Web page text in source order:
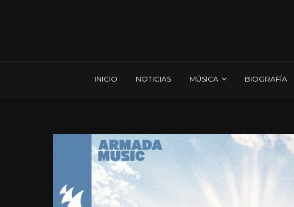
INICIO NOTICIAS MÚSICA BIOGRAFÍA